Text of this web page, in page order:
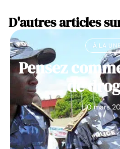
D'autres articles
À LA
Pensez
de
10 mars